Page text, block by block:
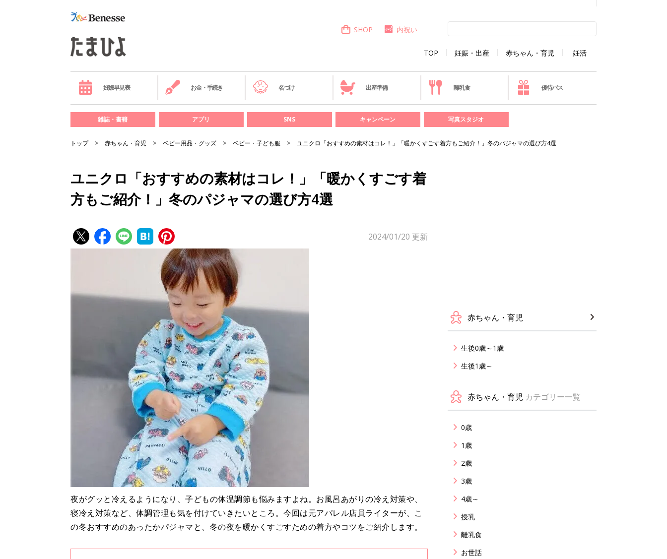
TOP 妊娠・出産 赤ちゃん・育児 妊活
SHOP 内祝い
妊娠早見表 お金・手続き 名づけ 出産準備 離乳食 優待パス
雑誌・書籍 アプリ SNS キャンペーン 写真スタジオ
トップ 赤ちゃん・育児 ベビー用品・グッズ ベビー・子ども服 ユニクロ「おすすめの素材はコレ！」「暖かくすごす着方もご紹介！」冬のパジャマの選び方4選
ユニクロ「おすすめの素材はコレ！」「暖かくすごす着
方もご紹介！」冬のパジャマの選び方4選
2024/01/20 更新
夜がグッと冷えるようになり、子どもの体温調節も悩みますよね。お風呂あがりの冷え対策や、
寝冷え対策など、体調管理も気を付けていきたいところ。今回は元アパレル店員ライターが、こ
の冬おすすめのあったかパジャマと、冬の夜を暖かくすごすための着方やコツをご紹介します。
赤ちゃん・育児
生後0歳～1歳
生後1歳～
赤ちゃん・育児 カテゴリー一覧
0歳
1歳
2歳
3歳
4歳～
授乳
離乳食
お世話